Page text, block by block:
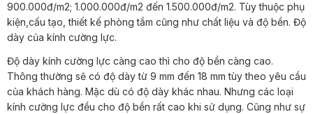
900.000đ/m2; 1.000.000đ/m2 đến 1.500.000đ/m2. Tùy thuộc phụ
kiện,cấu tạo, thiết kế phòng tắm cũng như chất liệu và độ bền. Độ
dày của kính cường lực.
Độ dày kính cường lực càng cao thì cho độ bền càng cao.
Thông thường sẽ có độ dày từ 9 mm đến 18 mm tùy theo yêu cầu
của khách hàng. Mặc dù có độ dày khác nhau. Nhưng các loại
kính cường lực đều cho độ bền rất cao khi sử dụng. Cũng như sự